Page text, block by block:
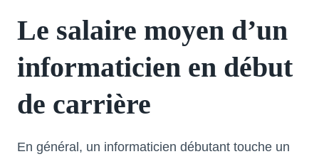
Le salaire moyen d’un
informaticien en début
de carrière
En général, un informaticien débutant touche un